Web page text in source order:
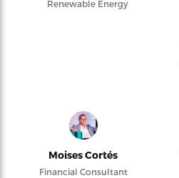
Renewable Energy
Moises Cortés
Financial Consultant